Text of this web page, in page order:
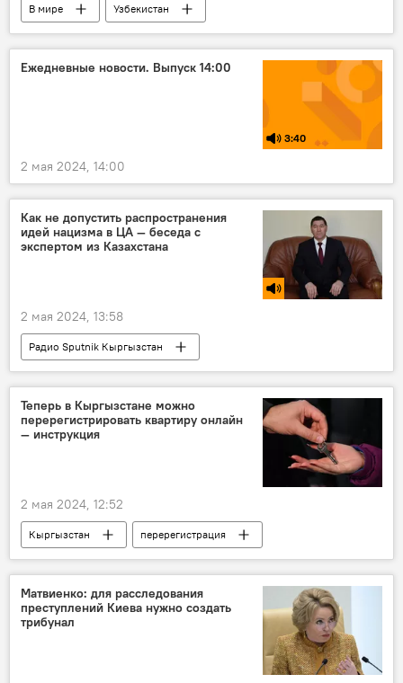
В мире
Узбекистан
Акылбек Жапаров
форум
Политика
Ежедневные новости. Выпуск 14:00
3:40
2 мая 2024, 14:00
Как не допустить распространения
идей нацизма в ЦА — беседа с
экспертом из Казахстана
2 мая 2024, 13:58
Радио Sputnik Кыргызстан
Центральная Азия
Великая Отечественная война
победа
история
молодежь
Теперь в Кыргызстане можно
перерегистрировать квартиру онлайн
— инструкция
2 мая 2024, 12:52
Кыргызстан
перерегистрация
квартира
Матвиенко: для расследования
преступлений Киева нужно создать
трибунал